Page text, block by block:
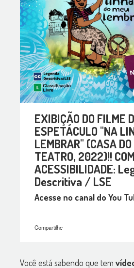
EXIBIÇÃO DO FILME
ESPETÁCULO "NA
LEMBRAR" (CASA DO
TEATRO, 2022)!! COM
ACESSIBILIDADE:
Descritiva / LSE
Acesse no canal do You
Compartilhe
Você está sabendo que tem